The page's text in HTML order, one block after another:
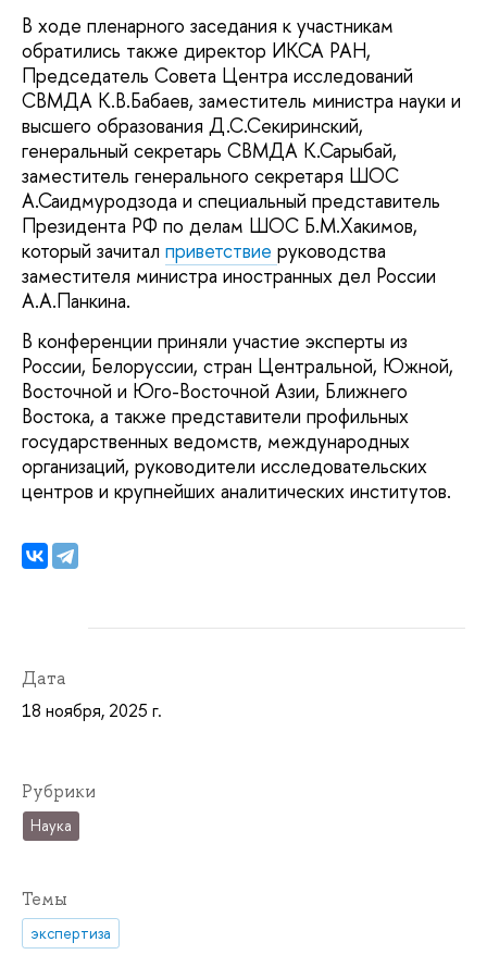
В ходе пленарного заседания к участникам
обратились также директор ИКСА РАН,
Председатель Совета Центра исследований
СВМДА К.В.Бабаев, заместитель министра науки и
высшего образования Д.С.Секиринский,
генеральный секретарь СВМДА К.Сарыбай,
заместитель генерального секретаря ШОС
А.Саидмуродзода и специальный представитель
Президента РФ по делам ШОС Б.М.Хакимов,
который зачитал приветствие руководства
заместителя министра иностранных дел России
А.А.Панкина.
В конференции приняли участие эксперты из
России, Белоруссии, стран Центральной, Южной,
Восточной и Юго-Восточной Азии, Ближнего
Востока, а также представители профильных
государственных ведомств, международных
организаций, руководители исследовательских
центров и крупнейших аналитических институтов.
Дата
18 ноября, 2025 г.
Рубрики
Наука
Темы
экспертиза